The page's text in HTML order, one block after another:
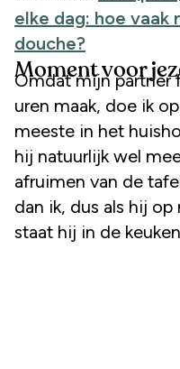
elke dag: hoe vaak
douche?
Moment voor
Omdat mijn partner
uren maak, doe ik
meeste in het
hij natuurlijk wel
afruimen van de
dan ik, dus als hij
staat hij in de